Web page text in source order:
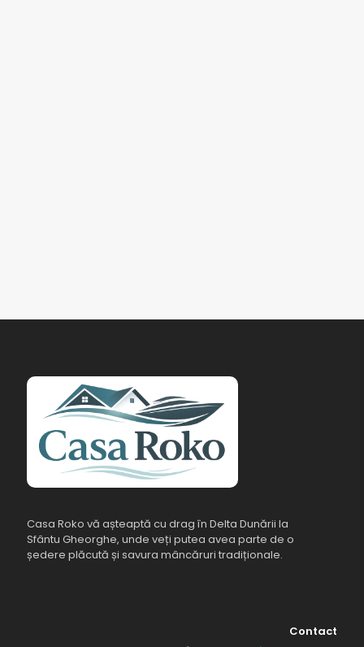
Casa Roko vă așteaptă cu drag în Delta Dunării la
Sfântu Gheorghe, unde veți putea avea parte de o
ședere plăcută și savura mâncăruri tradiționale.
Contact